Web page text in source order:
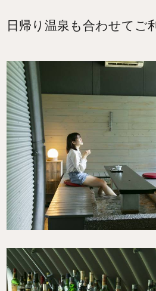
日帰り温泉も合わせてご